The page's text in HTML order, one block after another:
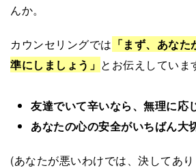
んか。
カウンセリングでは 「まず、あな
準にしましょう」 とお伝えしていま
友達でいて辛いなら、無理に応
あなたの心の安全がいちばん大
(あなたが悪いわけでは、決してあ